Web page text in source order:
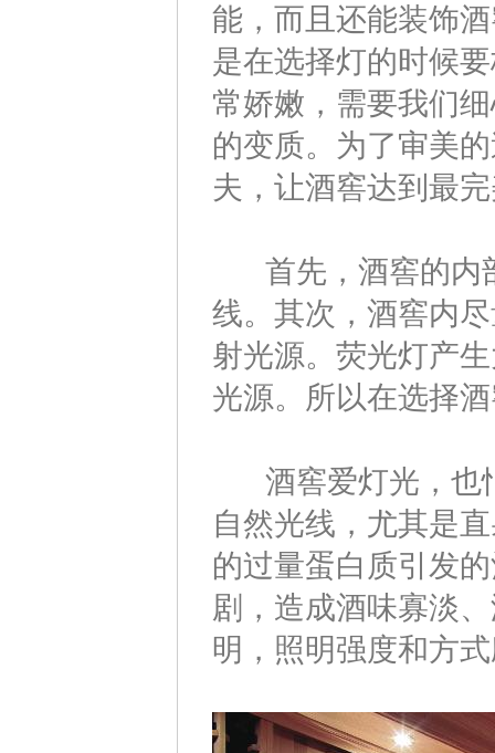
能，而且还能装饰
是在选择灯的时候
常娇嫩，需要我们
的变质。为了审美
夫，让酒窖达到最
首先，酒窖的内
线。其次，酒窖内
射光源。荧光灯产
光源。所以在选择
酒窖爱灯光，也
自然光线，尤其是
的过量蛋白质引发
剧，造成酒味寡淡
明，照明强度和方